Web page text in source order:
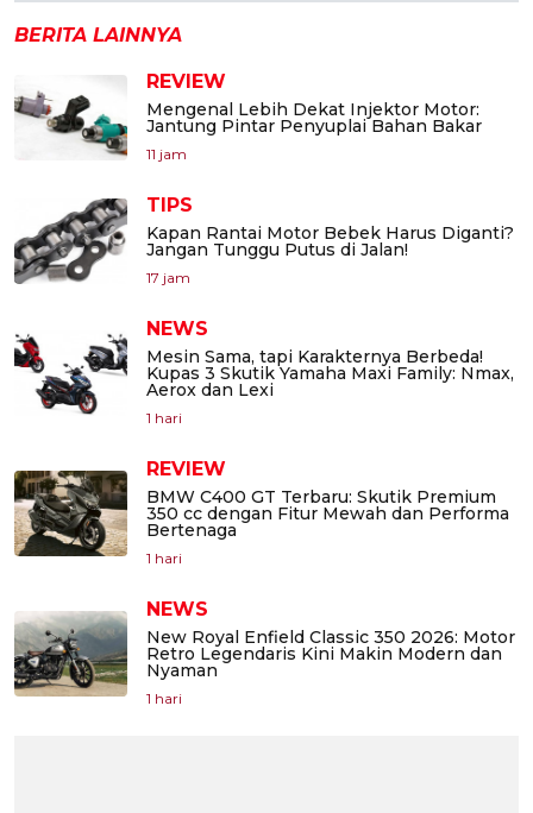
BERITA LAINNYA
REVIEW
Mengenal Lebih Dekat Injektor Motor:
Jantung Pintar Penyuplai Bahan Bakar
11 jam
TIPS
Kapan Rantai Motor Bebek Harus Diganti?
Jangan Tunggu Putus di Jalan!
17 jam
NEWS
Mesin Sama, tapi Karakternya Berbeda!
Kupas 3 Skutik Yamaha Maxi Family: Nmax,
Aerox dan Lexi
1 hari
REVIEW
BMW C400 GT Terbaru: Skutik Premium
350 cc dengan Fitur Mewah dan Performa
Bertenaga
1 hari
NEWS
New Royal Enfield Classic 350 2026: Motor
Retro Legendaris Kini Makin Modern dan
Nyaman
1 hari